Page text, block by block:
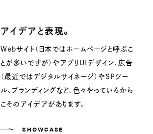
アイデアと表現。
Webサイト（日本ではホームページと呼ぶこ
とが多いですが）やアプリUIデザイン、広告
（最近ではデジタルサイネージ）やSPツー
ル、ブランディングなど、色々やっているから
こそのアイデアがあります。
SHOWCASE